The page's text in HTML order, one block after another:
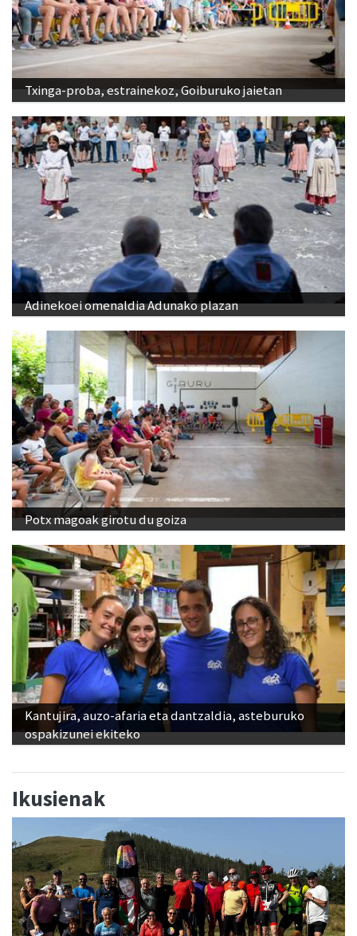
Txinga-proba, estrainekoz, Goiburuko jaietan
Adinekoei omenaldia Adunako plazan
Potx magoak girotu du goiza
Kantujira, auzo-afaria eta dantzaldia, asteburuko
ospakizunei ekiteko
Ikusienak